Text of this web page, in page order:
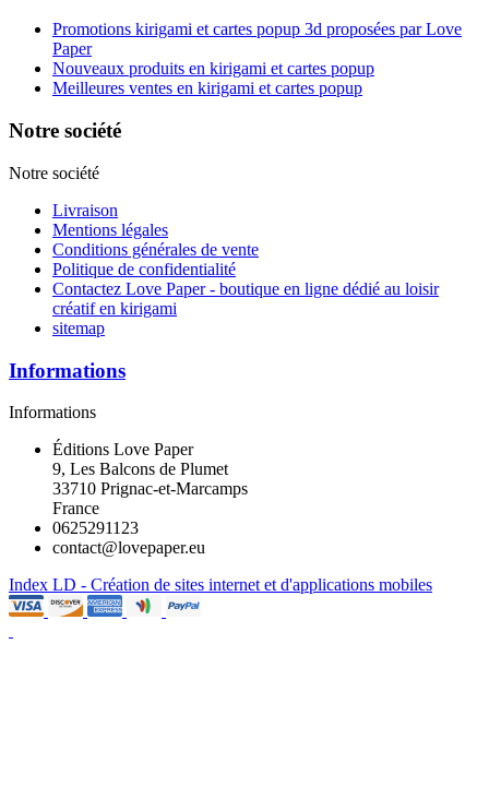
Promotions kirigami et cartes popup 3d proposées par Love
Paper
Nouveaux produits en kirigami et cartes popup
Meilleures ventes en kirigami et cartes popup
Notre société
Notre société
Livraison
Mentions légales
Conditions générales de vente
Politique de confidentialité
Contactez Love Paper - boutique en ligne dédié au loisir
créatif en kirigami
sitemap
Informations
Informations
Éditions Love Paper
9, Les Balcons de Plumet
33710 Prignac-et-Marcamps
France
0625291123
contact@lovepaper.eu
Index LD - Création de sites internet et d'applications mobiles